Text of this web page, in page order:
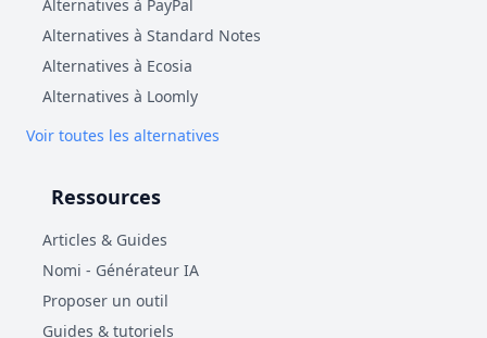
Alternatives à PayPal
Alternatives à Standard Notes
Alternatives à Ecosia
Alternatives à Loomly
Voir toutes les alternatives
Ressources
Articles & Guides
Nomi - Générateur IA
Proposer un outil
Guides & tutoriels